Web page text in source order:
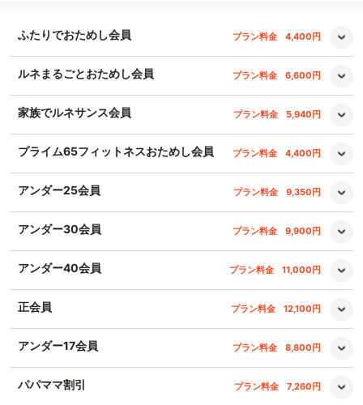
ふたりでおためし会員 プラン料金 4,400円
ルネまるごとおためし会員 プラン料金 6,600円
家族でルネサンス会員 プラン料金 5,940円
プライム65フィットネスおためし会員 プラン料金 4,400円
アンダー25会員 プラン料金 9,350円
アンダー30会員 プラン料金 9,900円
アンダー40会員 プラン料金 11,000円
正会員 プラン料金 12,100円
アンダー17会員 プラン料金 8,800円
パパママ割引 プラン料金 7,260円